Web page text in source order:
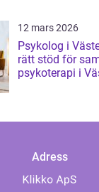
12 mars 2026
Psykolog i
rätt stöd för
psykoterapi i
Adress